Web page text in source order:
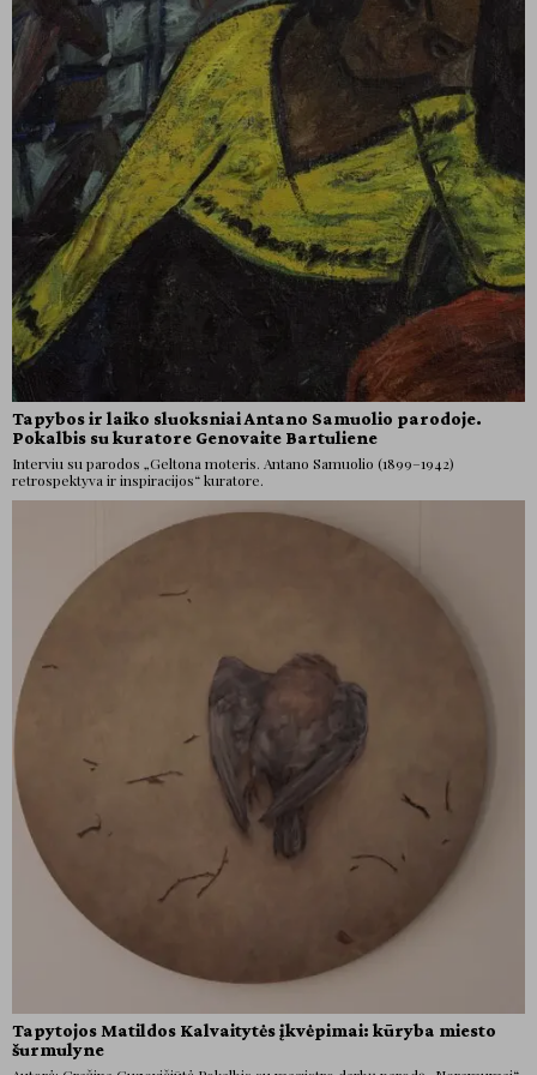
Tapybos ir laiko sluoksniai Antano Samuolio parodoje.
Pokalbis su kuratore Genovaite Bartuliene
Interviu su parodos „Geltona moteris. Antano Samuolio (1899–1942)
retrospektyva ir inspiracijos“ kuratore.
Tapytojos Matildos Kalvaitytės įkvėpimai: kūryba miesto
šurmulyne